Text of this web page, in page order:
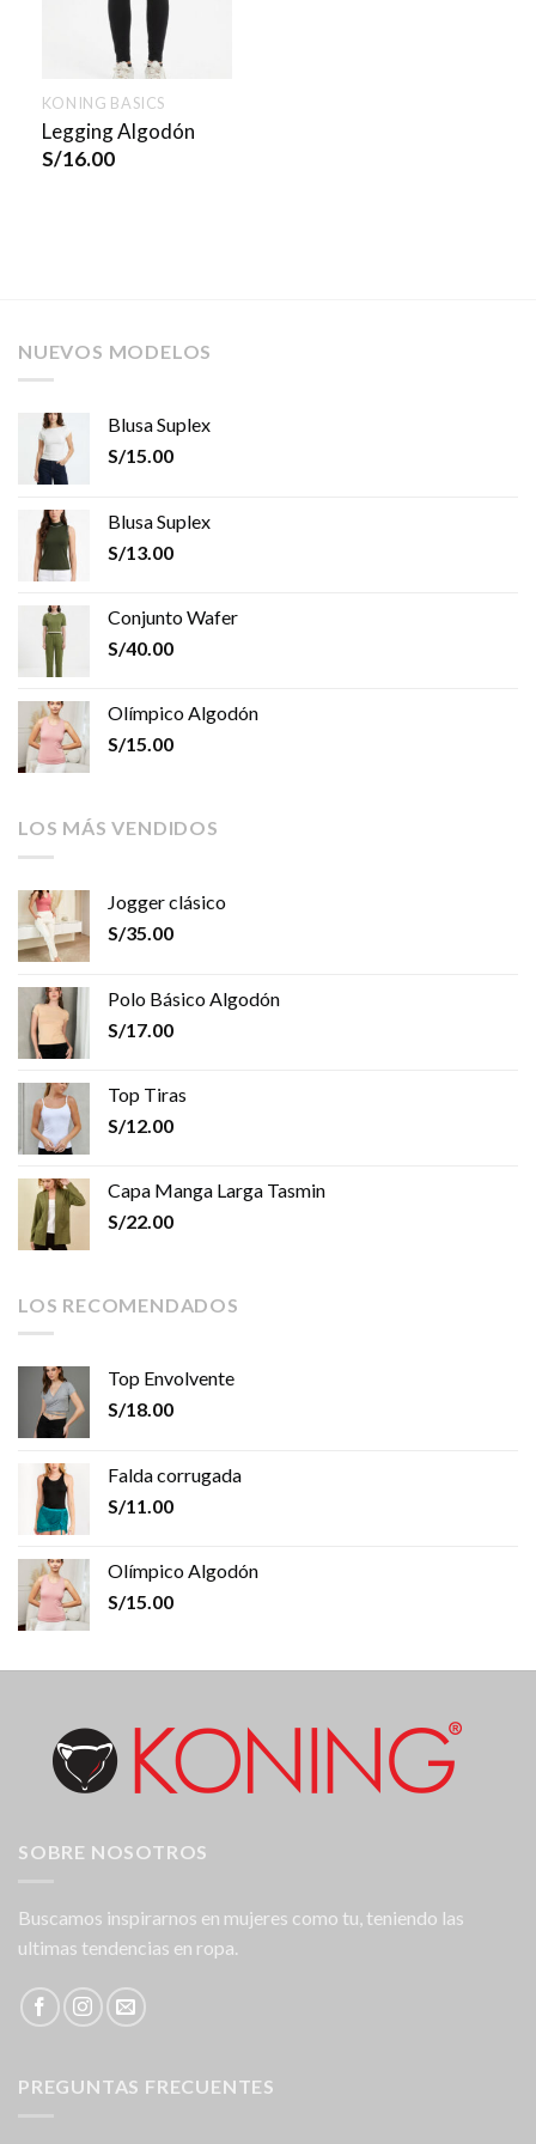
KONING BASICS
Legging Algodón
S/16.00
NUEVOS MODELOS
Blusa Suplex
S/15.00
Blusa Suplex
S/13.00
Conjunto Wafer
S/40.00
Olímpico Algodón
S/15.00
LOS MÁS VENDIDOS
Jogger clásico
S/35.00
Polo Básico Algodón
S/17.00
Top Tiras
S/12.00
Capa Manga Larga Tasmin
S/22.00
LOS RECOMENDADOS
Top Envolvente
S/18.00
Falda corrugada
S/11.00
Olímpico Algodón
S/15.00
SOBRE NOSOTROS
Buscamos inspirarnos en mujeres como tu, teniendo las
ultimas tendencias en ropa.
PREGUNTAS FRECUENTES